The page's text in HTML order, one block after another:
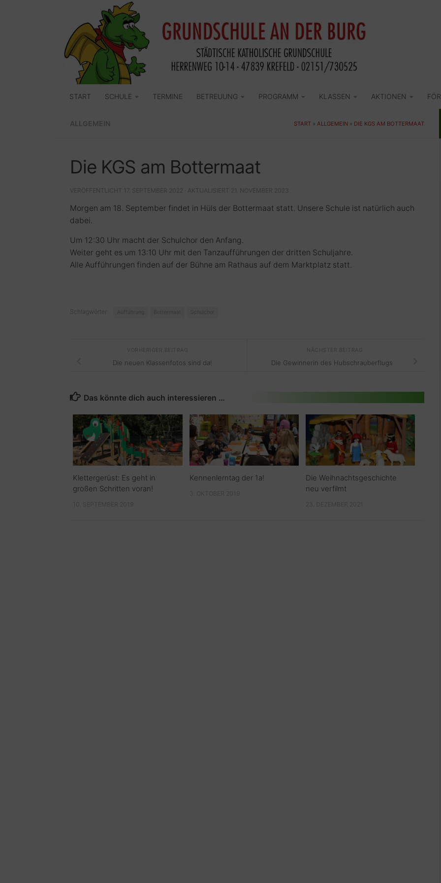
START SCHULE TERMINE BETREUUNG PROGRAMM KLASSEN AKTIONEN
ALLGEMEIN START » ALLGEMEIN » DIE KGS AM BOTTERMAAT
Die KGS am Bottermaat
VERÖFFENTLICHT 17. SEPTEMBER 2022 · AKTUALISIERT 21. NOVEMBER 2023
Morgen am 18. September findet in Hüls der Bottermaat statt. Unsere Schule ist natürlich auch
dabei.
Um 12:30 Uhr macht der Schulchor den Anfang.
Weiter geht es um 13:10 Uhr mit den Tanzaufführungen der dritten Schuljahre.
Alle Aufführungen finden auf der Bühne am Rathaus auf dem Marktplatz statt.
Schlagwörter: Bottermaat
NÄCHSTER BEITRAG
Die Gewinnerin des Hubschrauberflugs
VORHERIGER BEITRAG
Die neuen Klassenfotos sind da!
Das könnte dich auch interessieren …
Klettergerüst: Es geht in
großen Schritten voran!
Kennenlerntag der 1a!
Die Weihnachtsgeschichte
neu verfilmt